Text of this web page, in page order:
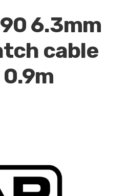
6.3mm
cable